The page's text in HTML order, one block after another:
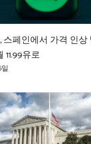
스페인에서 가격 인상
유로